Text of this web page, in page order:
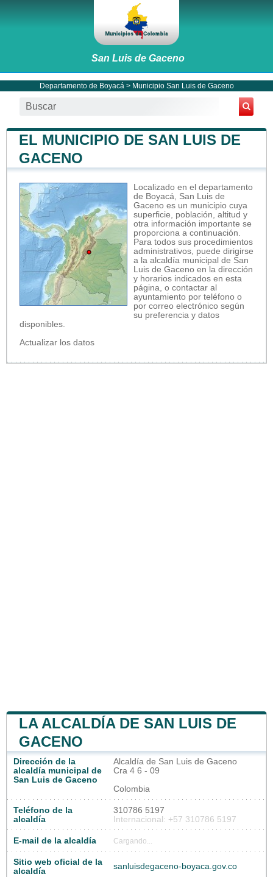
San Luis de Gaceno
Departamento de Boyacá > Municipio San Luis de Gaceno
EL MUNICIPIO DE SAN LUIS DE
GACENO
Localizado en el departamento
de Boyacá, San Luis de
Gaceno es un municipio cuya
superficie, población, altitud y
otra información importante se
proporciona a continuación.
Para todos sus procedimientos
administrativos, puede dirigirse
a la alcaldía municipal de San
Luis de Gaceno en la dirección
y horarios indicados en esta
página, o contactar al
ayuntamiento por teléfono o
por correo electrónico según
su preferencia y datos
disponibles.
Actualizar los datos
LA ALCALDÍA DE SAN LUIS DE
GACENO
Dirección de la
alcaldía municipal de
San Luis de Gaceno
Alcaldía de San Luis de Gaceno
Cra 4 6 - 09
Colombia
Teléfono de la
alcaldía
310786 5197
Internacional: +57 310786 5197
E-mail de la alcaldía Cargando...
Sitio web oficial de la
alcaldía
sanluisdegaceno-boyaca.gov.co